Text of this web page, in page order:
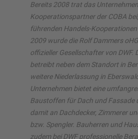
Bereits 2008 trat das
Kooperationspartner der COBA
führenden Handels-
2009 wurde die Rolf Dammers
offizieller Gesellschafter von DWF.
betreibt neben dem Standort in
weitere Niederlassung in
Unternehmen bietet eine
Baustoffen für Dach und Fassade
damit an Dachdecker, Zimmerer
bzw. Spengler. Bauherren und
zudem bei DWF professionelle